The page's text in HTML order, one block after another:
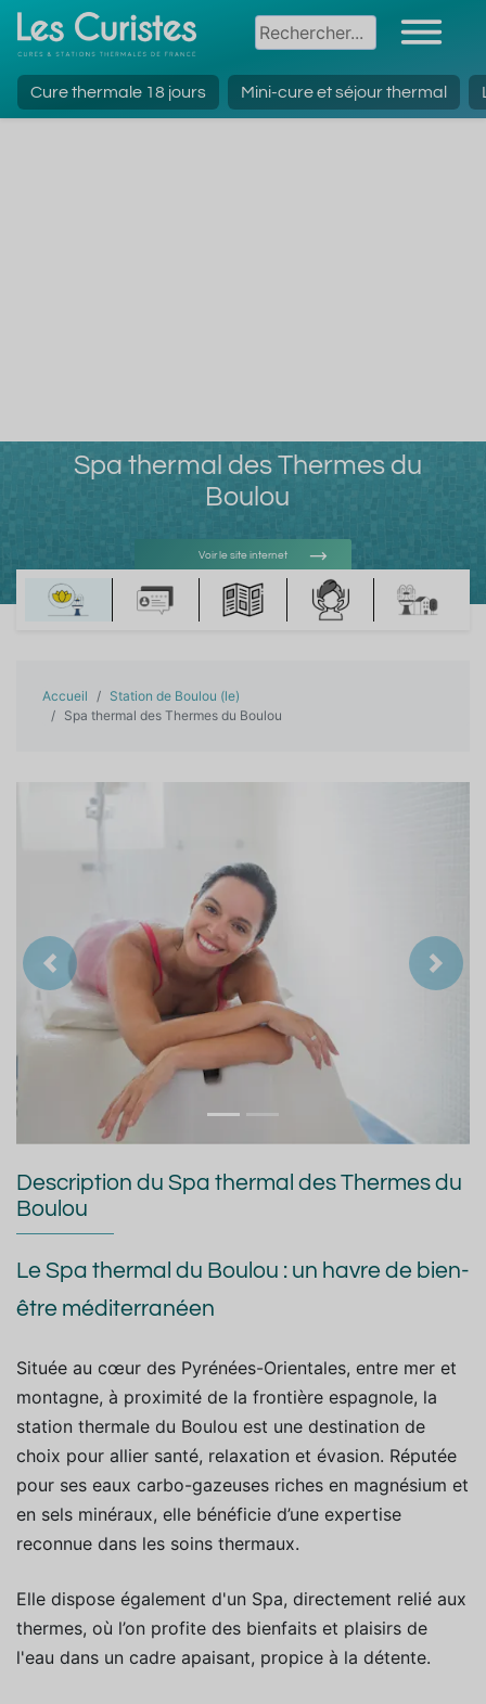
Cure thermale 18 jours Mini-cure et séjour thermal
Spa thermal des Thermes du
Boulou
Voir le site internet
Voir l'adresse e-mail
Accueil
Station de Boulou (le)
Spa thermal des Thermes du Boulou
Précedent
Description du Spa thermal des Thermes du
Boulou
Le Spa thermal du Boulou : un havre de bien-
être méditerranéen
Située au cœur des Pyrénées-Orientales, entre mer et
montagne, à proximité de la frontière espagnole, la
station thermale du Boulou est une destination de
choix pour allier santé, relaxation et évasion. Réputée
pour ses eaux carbo-gazeuses riches en magnésium et
en sels minéraux, elle bénéficie d’une expertise
reconnue dans les soins thermaux.
Elle dispose également d'un Spa, directement relié aux
thermes, où l’on profite des bienfaits et plaisirs de
l'eau dans un cadre apaisant, propice à la détente.